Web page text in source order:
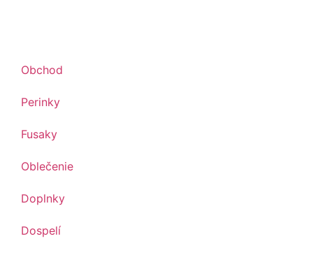
Obchod
Perinky
Fusaky
Oblečenie
Doplnky
Dospelí